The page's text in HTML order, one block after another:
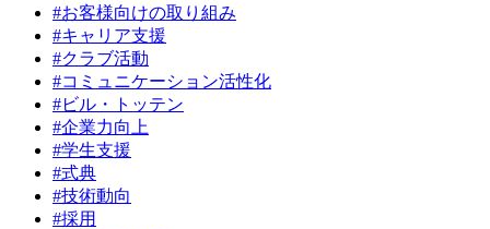
#お客様向けの取り組み
#キャリア支援
#クラブ活動
#コミュニケーション活性化
#ビル・トッテン
#企業力向上
#学生支援
#式典
#技術動向
#採用